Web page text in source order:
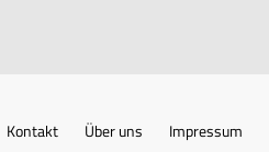
Kontakt Über uns Impressum